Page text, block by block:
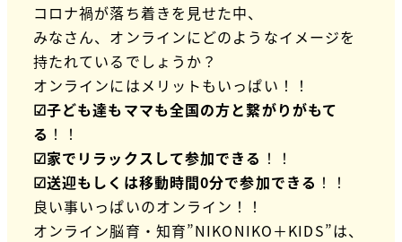
コロナ禍が落ち着きを見せた中、
みなさん、オンラインにどのようなイメージを
持たれているでしょうか？
オンラインにはメリットもいっぱい！！
☑子ども達もママも全国の方と繋がりがもて
る ！！
☑家でリラックスして参加できる ！！
☑送迎もしくは移動時間0分で参加できる ！！
良い事いっぱいのオンライン！！
オンライン脳育・知育”NIKONIKO＋KIDS”は、